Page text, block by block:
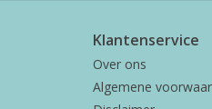
Klantenservice
Over ons
Algemene